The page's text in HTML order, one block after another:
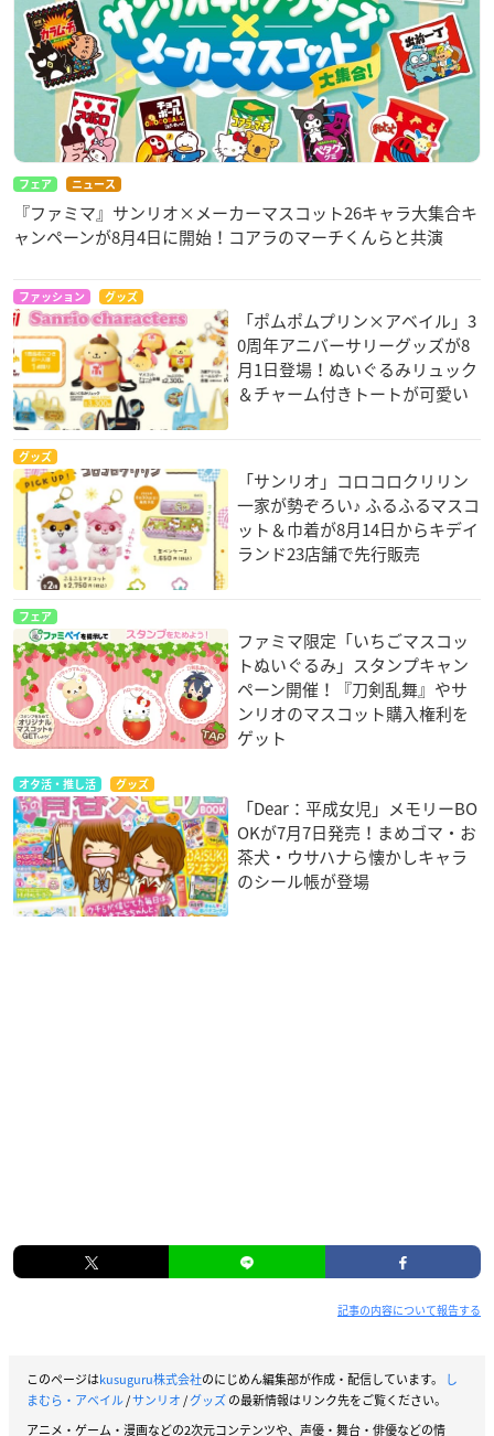
フェア ニュース
『ファミマ』サンリオ×メーカーマスコット26キャラ大集合キ
ャンペーンが8月4日に開始！コアラのマーチくんらと共演
ファッション グッズ
「ポムポムプリン×アベイル」3
0周年アニバーサリーグッズが8
月1日登場！ぬいぐるみリュック
＆チャーム付きトートが可愛い
グッズ
「サンリオ」コロコロクリリン
一家が勢ぞろい♪ ふるふるマスコ
ット＆巾着が8月14日からキデイ
ランド23店舗で先行販売
フェア
ファミマ限定「いちごマスコッ
トぬいぐるみ」スタンプキャン
ペーン開催！『刀剣乱舞』やサ
ンリオのマスコット購入権利を
ゲット
オタ活・推し活 グッズ
「Dear：平成女児」メモリーBO
OKが7月7日発売！まめゴマ・お
茶犬・ウサハナら懐かしキャラ
のシール帳が登場
記事の内容について報告する
このページはkusuguru株式会社のにじめん編集部が作成・配信しています。
し
まむら・アベイル/サンリオ/グッズの最新情報はリンク先をご覧ください。
アニメ・ゲーム・漫画などの2次元コンテンツや、声優・舞台・俳優などの情